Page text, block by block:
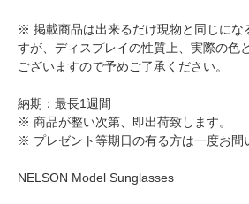
※ 掲載商品は出来るだけ現物と同じにな
すが、ディスプレイの性質上、実際の色
ございますので予めご了承ください。
納期：最長1週間
※ 商品が整い次第、即出荷致します。
※ プレゼント等期日の有る方は一度お問
NELSON Model Sunglasses